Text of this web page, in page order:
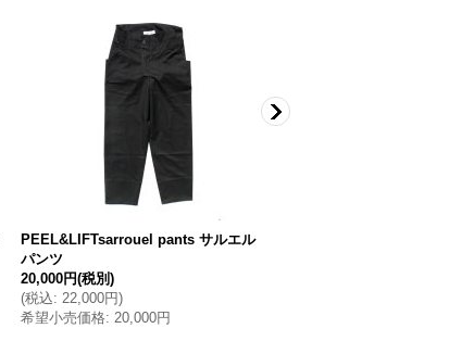
PEEL&LIFTsarrouel pants サルエル
パンツ
20,000円(税別)
(税込: 22,000円)
希望小売価格: 20,000円